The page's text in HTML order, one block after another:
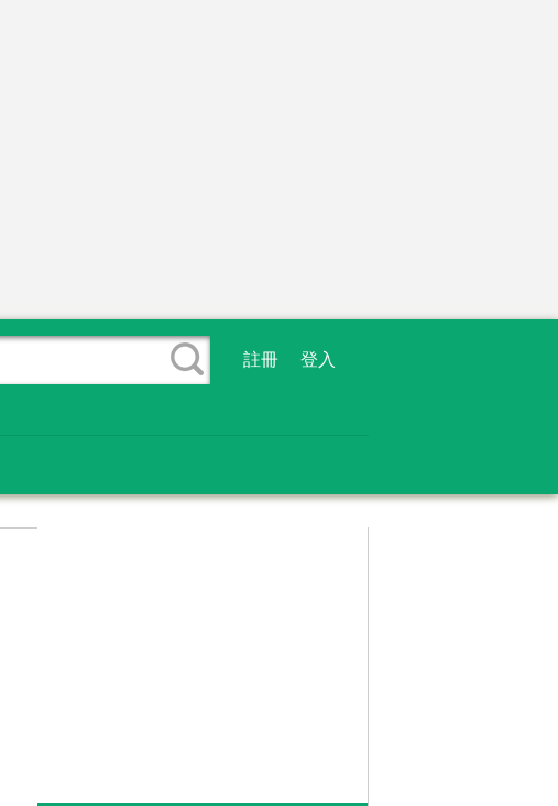
註冊 登入